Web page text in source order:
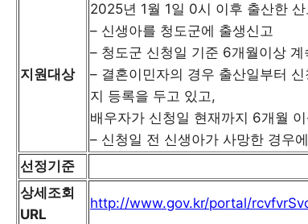
지원대상
2025년 1월 1일 0시 이후 출산한 산
– 신생아를 청도군에 출생신고
– 청도군 신청일 기준 6개월이상
– 결혼이민자의 경우 출산일부터
지 등록을 두고 있고,
배우자가 신청일 현재까지 6개월
– 신청일 전 신생아가 사망한 경우
선정기준
상세조회
URL
http://www.gov.kr/portal/